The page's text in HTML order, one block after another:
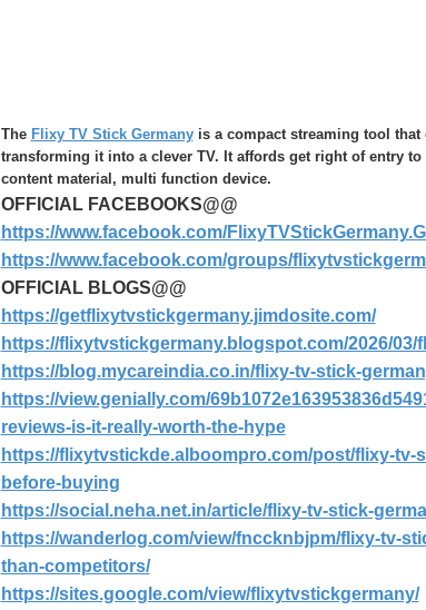
The Flixy TV Stick Germanyis a compact streaming tool that
transforming it into a clever TV. It affords get right of entry
content material, multi function device.
OFFICIAL FACEBOOKS@@
https://www.facebook.com/
https://www.facebook.com/groups/
OFFICIAL BLOGS@@
https://getflixytvstickgermany.jimdosite.com/
https://flixytvstickgermany.blogspot.com/2026/
https://blog.mycareindia.co.in/flixy-tv-stick-
https://view.genially.com/
reviews-is-it-really-worth-the-hype
https://flixytvstickde.alboompro.com/post/flixy-
before-buying
https://social.neha.net.in/article/flixy-tv-stick-
https://wanderlog.com/view/fnccknbjpm/flixy-tv-
than-competitors/
https://sites.google.com/view/flixytvstickgermany/